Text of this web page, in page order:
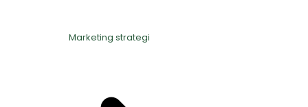
Marketing strategi